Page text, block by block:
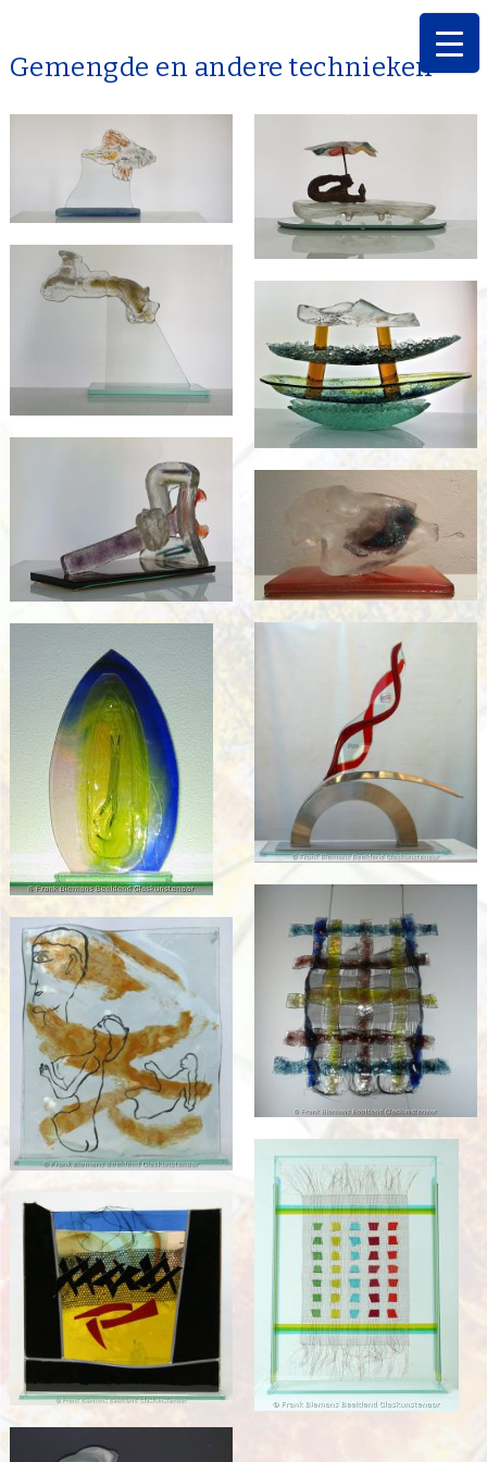
Gemengde en andere technieken